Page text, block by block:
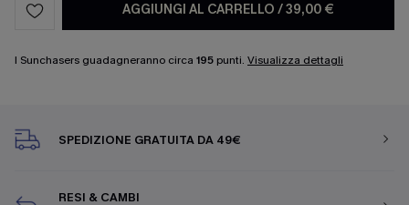
AGGIUNGI AL CARRELLO /39,00 €
I Sunchasers guadagneranno circa 195 punti. Visualizza dettagli
SPEDIZIONE GRATUITA DA 49€
RESI & CAMBI